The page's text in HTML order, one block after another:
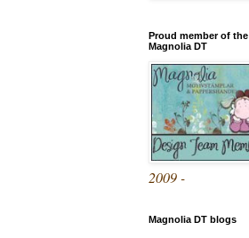
Proud member of the
Magnolia DT
2009 -
Magnolia DT blogs